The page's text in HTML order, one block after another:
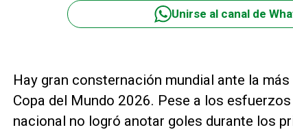
Unirse al canal de
Hay gran consternación mundial ante la
Copa del Mundo 2026. Pese a los
nacional no logró anotar goles durante los